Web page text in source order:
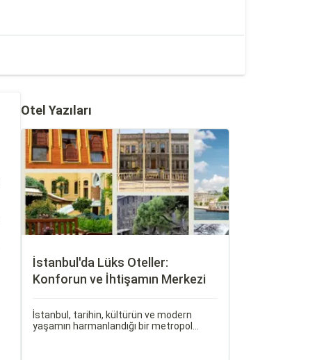
Otel Yazıları
İstanbul'da Lüks Oteller:
Konforun ve İhtişamın Merkezi
İstanbul, tarihin, kültürün ve modern
yaşamın harmanlandığı bir metropol